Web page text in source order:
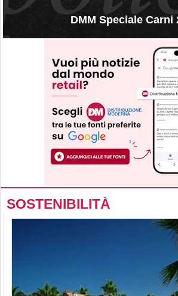
DMM Speciale Carni
SOSTENIBILITÀ